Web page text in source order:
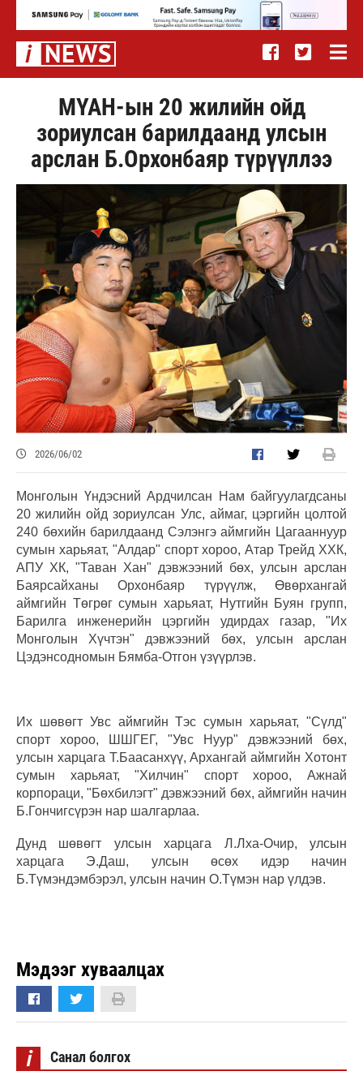
МҮАН-ын 20 жилийн ойд
зориулсан барилдаанд улсын
арслан Б.Орхонбаяр түрүүллээ
2026/06/02
Монголын Үндэсний Ардчилсан Нам байгуулагдсаны
20 жилийн ойд зориулсан Улс, аймаг, цэргийн цолтой
240 бөхийн барилдаанд Сэлэнгэ аймгийн Цагааннуур
сумын харьяат, "Алдар" спорт хороо, Атар Трейд ХХК,
АПУ ХК, "Таван Хан" дэвжээний бөх, улсын арслан
Баярсайханы Орхонбаяр түрүүлж, Өвөрхангай
аймгийн Төгрөг сумын харьяат, Нутгийн Буян групп,
Барилга инженерийн цэргийн удирдах газар, "Их
Монголын Хүчтэн" дэвжээний бөх, улсын арслан
Цэдэнсодномын Бямба-Отгон үзүүрлэв.
Их шөвөгт Увс аймгийн Тэс сумын харьяат, "Сүлд"
спорт хороо, ШШГЕГ, "Увс Нуур" дэвжээний бөх,
улсын харцага Т.Баасанхүү, Архангай аймгийн Хотонт
сумын харьяат, "Хилчин" спорт хороо, Ажнай
корпораци, "Бөхбилэгт" дэвжээний бөх, аймгийн начин
Б.Гончигсүрэн нар шалгарлаа.
Дунд шөвөгт улсын харцага Л.Лха-Очир, улсын
харцага Э.Даш, улсын өсөх идэр начин
Б.Түмэндэмбэрэл, улсын начин О.Түмэн нар үлдэв.
Мэдээг хуваалцах
i Санал болгох